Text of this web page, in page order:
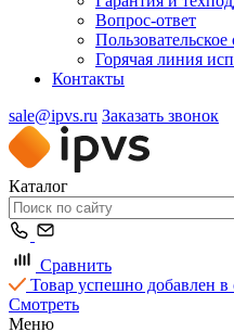
Вопрос-ответ
Горячая линия
Контакты
sale@ipvs.ru Заказать звонок
Каталог
Сравнить
Товар успешно добавлен в
Смотреть
Меню